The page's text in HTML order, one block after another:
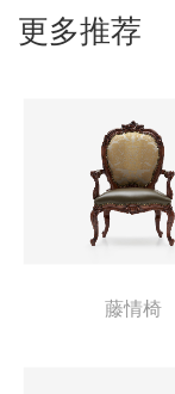
更多推荐
藤情椅